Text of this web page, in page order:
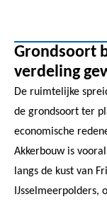
Grondsoort
verdeling
De ruimtelijke
de grondsoort ter
economische
Akkerbouw is
langs de kust van
IJsselmeerpolders,